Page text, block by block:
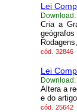
Lei
Download:
Cria a
cód. 32846
Lei
Download:
Altera a
e do
cód. 25642